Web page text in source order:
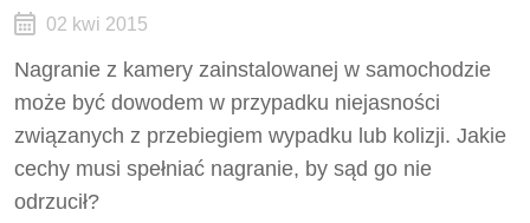
02 kwi 2015
Nagranie z kamery zainstalowanej w samochodzie
może być dowodem w przypadku niejasności
związanych z przebiegiem wypadku lub kolizji. Jakie
cechy musi spełniać nagranie, by sąd go nie
odrzucił?